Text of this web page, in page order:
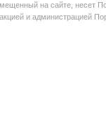
на сайте,
и администрацией